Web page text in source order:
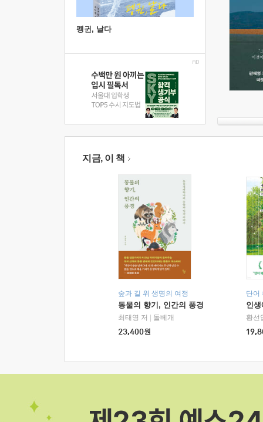
펭귄, 날다
지금, 이 책
숲과 길 위 생명의 여정
동물의 향기, 인간의 풍경
최태영 저
돌베개
23,400원
단어
인
황선